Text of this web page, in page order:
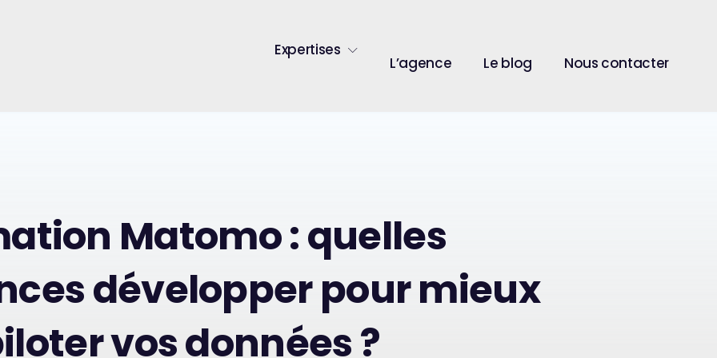
Expertises
L’agence Le blog Nous contacter
Matomo : quelles
développer pour mieux
vos données ?